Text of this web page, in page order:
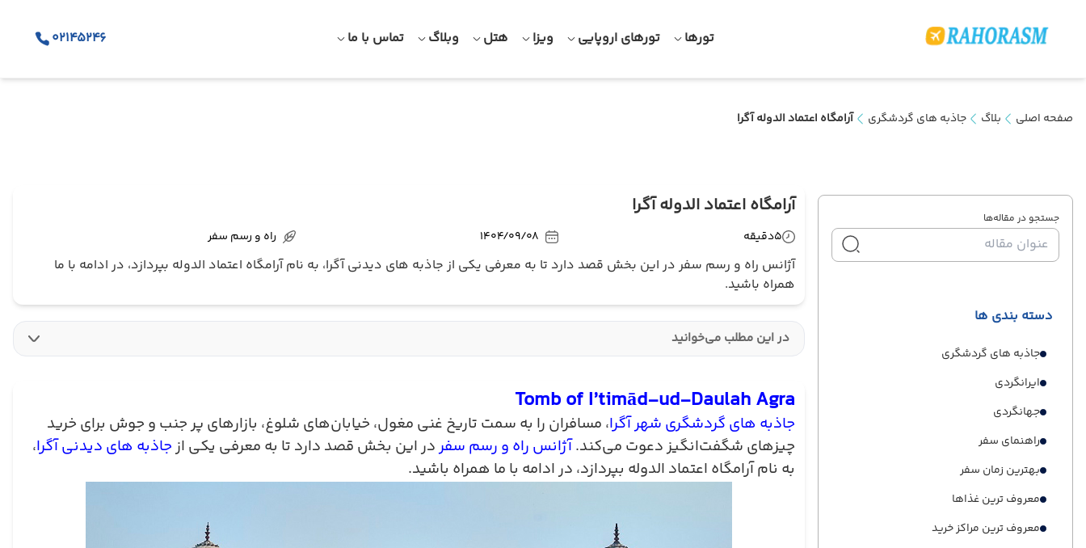
تورها تورهای اروپایی ویزا هتل وبلاگ تماس با ما 02145246
صفحه اصلی بلاگ جاذبه های گردشگری آرامگاه اعتماد الدوله آگرا
جستجو در مقاله‌ها
دسته بندی ها
جاذبه های گردشگری
ایرانگردی
جهانگردی
راهنمای سفر
بهترین زمان سفر
معروف ترین غذاها
معروف ترین مراکز خرید
آرامگاه اعتماد الدوله آگرا
5دقیقه 1404/09/08 راه و رسم سفر
آژانس راه و رسم سفر در این بخش قصد دارد تا به معرفی یکی از جاذبه های دیدنی آگرا، به نام آرامگاه اعتماد الدوله بپردازد، در ادامه با ما
همراه باشید.
در این مطلب می‌خوانید
Tomb of I’timād-ud-Daulah Agra
جاذبه های گردشگری شهر آگرا، مسافران را به سمت تاریخ غنی مغول، خیابان‌های شلوغ، بازارهای پر جنب و جوش برای خرید
چیزهای شگفت‌انگیز دعوت می‌کند.آژانس راه و رسم سفردر این بخش قصد دارد تا به معرفی یکی ازجاذبه های دیدنی آگرا،
به نام آرامگاه اعتماد الدوله بپردازد، در ادامه با ما همراه باشید.